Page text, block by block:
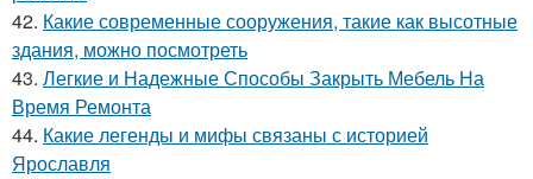
42. Какие современные сооружения, такие как высотные
здания, можно посмотреть
43. Легкие и Надежные Способы Закрыть Мебель На
Время Ремонта
44. Какие легенды и мифы связаны с историей
Ярославля